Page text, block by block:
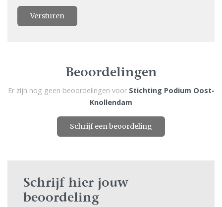
Versturen
Beoordelingen
Er zijn nog geen beoordelingen voor Stichting Podium Oost-
Knollendam
Schrijf een beoordeling
Schrijf hier jouw
beoordeling